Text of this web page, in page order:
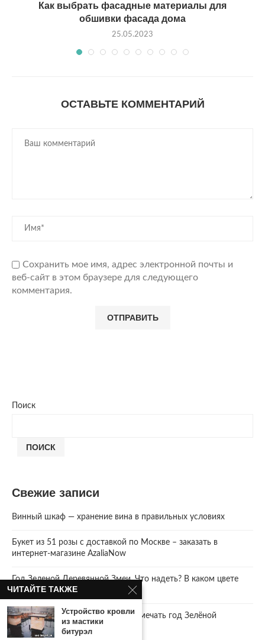
Как выбрать фасадные материалы для
обшивки фасада дома
25.05.2023
ОСТАВЬТЕ КОММЕНТАРИЙ
Сохранить мое имя, адрес электронной почты и
веб-сайт в этом браузере для следующего
комментария.
Поиск
ПОИСК
Свежие записи
Винный шкаф — хранение вина в правильных условиях
Букет из 51 розы с доставкой по Москве – заказать в
интернет-магазине AzaliaNow
Год Зеленой Деревянной Змеи. Что надеть? В каком цвете
встречать 2025 Новый год.
2025 год. Где и как правильно отмечать год Зелёной
Деревянной Змеи
ЧИТАЙТЕ ТАКЖЕ
Устройство кровли
из мастики
битурэл